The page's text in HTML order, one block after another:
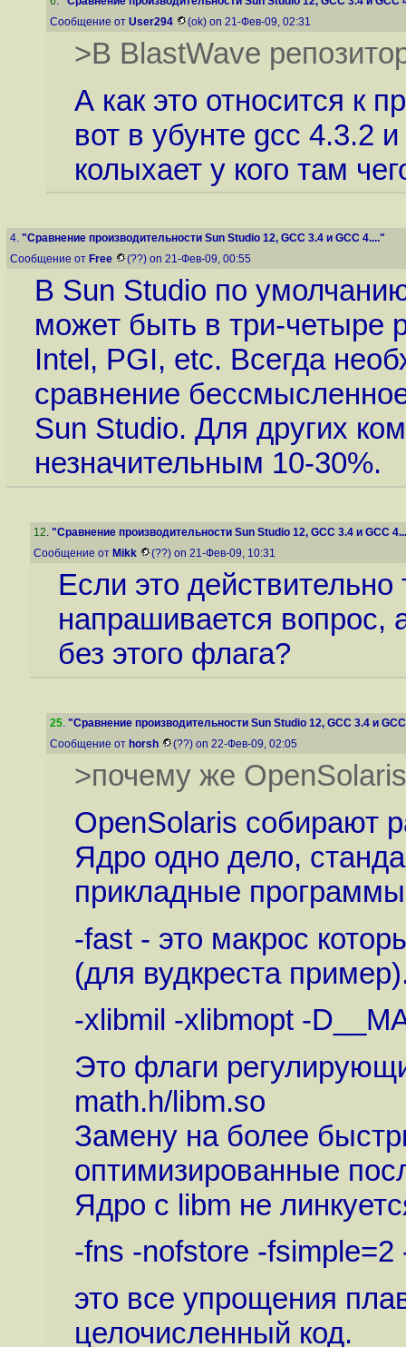
Сообщение от User294 (ok) on 21-Фев-09, 02:31
>В BlastWave
А как это относится к
вот в убунте gcc 4.3.2
колыхает у кого там
4. "Сравнение производительности Sun Studio 12, GCC 3.4 и GCC 4...."
Сообщение от Free (??) on 21-Фев-09, 00:55
В Sun Studio по
может быть в три-четыре
Intel, PGI, etc. Всегда
сравнение
Sun Studio. Для других
незначительным 10-30%.
12. "Сравнение производительности Sun Studio 12, GCC 3.4 и GCC
Сообщение от Mikk (??) on 21-Фев-09, 10:31
Если это
напрашивается вопрос,
без этого флага?
25. "Сравнение производительности Sun Studio 12, GCC 3.4 и
Сообщение от horsh (??) on 22-Фев-09, 02:05
>почему же
OpenSolaris собирают
Ядро одно дело,
прикладные программы
-fast - это макрос
(для вудкреста
-xlibmil -xlibmopt -
Это флаги
math.h/libm.so
Замену на более
оптимизированные
Ядро с libm не
-fns -nofstore -fsimple=2
это все упрощения
целочисленный код.